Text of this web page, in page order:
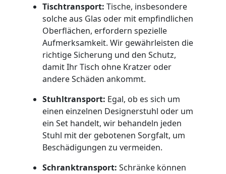
Tischtransport: Tische, insbesondere
solche aus Glas oder mit empfindlichen
Oberflächen, erfordern spezielle
Aufmerksamkeit. Wir gewährleisten die
richtige Sicherung und den Schutz,
damit Ihr Tisch ohne Kratzer oder
andere Schäden ankommt.
Stuhltransport: Egal, ob es sich um
einen einzelnen Designerstuhl oder um
ein Set handelt, wir behandeln jeden
Stuhl mit der gebotenen Sorgfalt, um
Beschädigungen zu vermeiden.
Schranktransport: Schränke können
Service-
Umzug
Feldkirch
Qualitäts-
Umzüge
Feldkirch